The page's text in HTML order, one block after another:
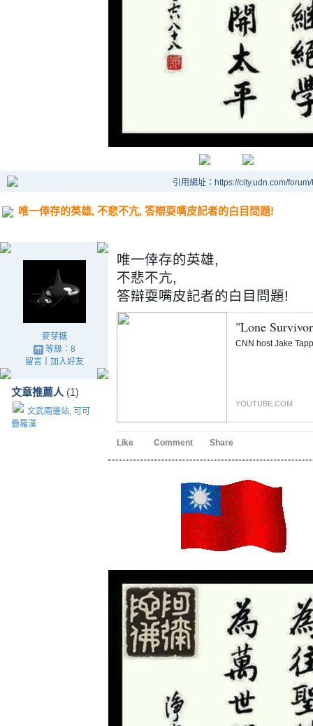
引用網址：https://city.udn.com/
唯一倖存的英雄, 不悲不亢, 答辯耍嘴皮記者的白目問題!
麥芽糖
等級：8
留言｜ 加入好友
文章推薦人 (1)
文武兩邊站, 可可
疊羅漢
唯一倖存的英雄,
不悲不亢,
答辯耍嘴皮記者的白目問題!
YOUTUBE.COM
Like Comment Share